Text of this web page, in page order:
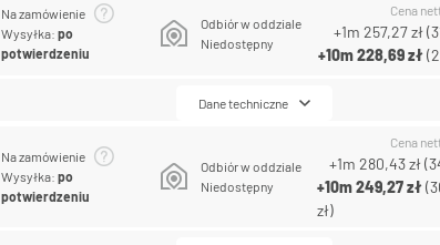
Na zamówienie
Wysyłka:po
potwierdzeniu
Odbiór w oddziale
Niedostępny
Cena
+1m 257,27 zł(
+10m228,69 zł(
Dane techniczne
Na zamówienie
Wysyłka:po
potwierdzeniu
Odbiór w oddziale
Niedostępny
Cena
+1m 280,43 zł(
+10m249,27 zł(
zł)